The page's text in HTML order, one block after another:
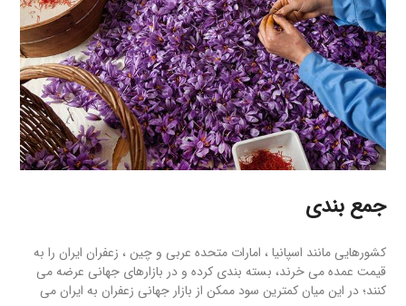
جمع بندی
کشورهایی مانند اسپانیا ، امارات متحده عربی و چین ، زعفران ایران را به
قیمت عمده می خرند، بسته بندی کرده و در بازارهای جهانی عرضه می
کنند؛ در این میان کمترین سود ممکن از بازار جهانی زعفران به ایران می